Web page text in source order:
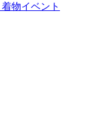
着物イベント